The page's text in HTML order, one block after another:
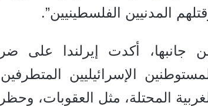
المدنيين الفلسطينيين”.
جانبها، أكدت إيرلندا على
الإسرائيليين
المحتلة، مثل العقوبات،